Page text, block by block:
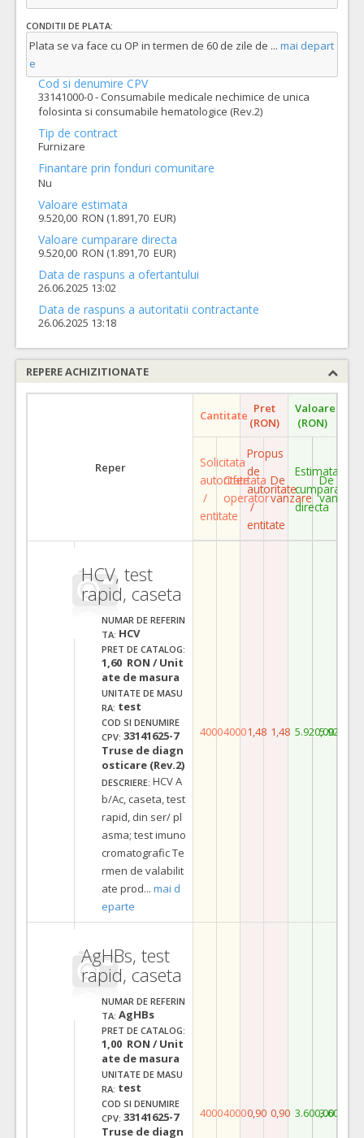
CONDITII DE PLATA:
Plata se va face cu OP in termen de 60 de zile de ... mai depart
e
Cod si denumire CPV
33141000-0 - Consumabile medicale nechimice de unica
folosinta si consumabile hematologice (Rev.2)
Tip de contract
Furnizare
Finantare prin fonduri comunitare
Nu
Valoare estimata
9.520,00 RON (1.891,70 EUR)
Valoare cumparare directa
9.520,00 RON (1.891,70 EUR)
Data de raspuns a ofertantului
26.06.2025 13:02
Data de raspuns a autoritatii contractante
26.06.2025 13:18
REPERE ACHIZITIONATE
Reper
Cantitate Pret
(RON)
Valoare
(RON)
Solicitata
autoritate
/
entitate
Ofertata
operator
Propus
de
autoritate
/
entitate
De
vanzare
Estimata
cumparare
directa
De
vanzare
HCV, test
rapid, caseta
NUMAR DE REFERIN
TA: HCV
PRET DE CATALOG:
1,60 RON / Unit
ate de masura
UNITATE DE MASU
RA: test
COD SI DENUMIRE
CPV: 33141625-7
Truse de diagn
osticare (Rev.2)
DESCRIERE: HCV A
b/Ac, caseta, test
rapid, din ser/ pl
asma; test imuno
cromatografic Te
rmen de valabilit
ate prod... mai d
eparte
400040001,48 1,48 5.920,005.920,00
AgHBs, test
rapid, caseta
NUMAR DE REFERIN
TA: AgHBs
PRET DE CATALOG:
1,00 RON / Unit
ate de masura
UNITATE DE MASU
RA: test
COD SI DENUMIRE
CPV: 33141625-7
Truse de diagn
400040000,90 0,90 3.600,003.600,00